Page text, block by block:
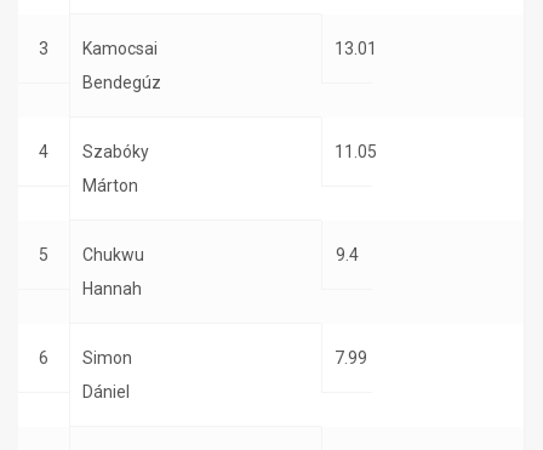
3
Kamocsai
Bendegúz
13.01
4
Szabóky
Márton
11.05
5
Chukwu
Hannah
9.4
6
Simon
Dániel
7.99